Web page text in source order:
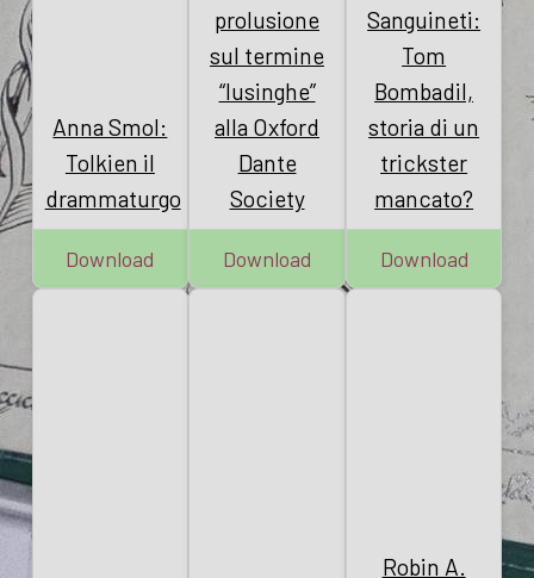
Anna Smol:
Tolkien il
drammaturgo
Download
prolusione
sul termine
“lusinghe”
alla Oxford
Dante
Society
Download
Sanguineti:
Tom
Bombadil,
storia di un
trickster
mancato?
Download
Robin A.